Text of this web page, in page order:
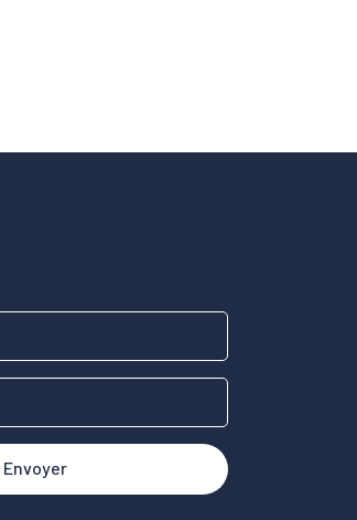
Envoyer